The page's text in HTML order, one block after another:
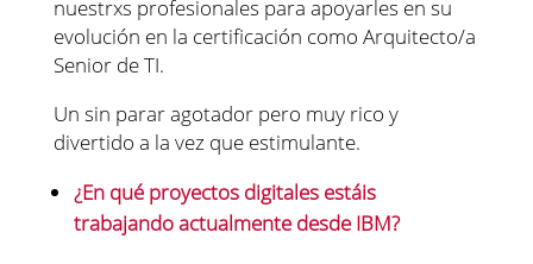
nuestrxs profesionales para apoyarles en su
evolución en la certificación como Arquitecto/a
Senior de TI.
Un sin parar agotador pero muy rico y
divertido a la vez que estimulante.
¿En qué proyectos digitales estáis
trabajando actualmente desde IBM?